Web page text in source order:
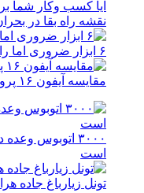
آیا کسب وکار
نقشه راه بقا در
۶ ابزار ضروری اما رایگان برای ترید موفق در فارکس
مقایسه آیفون ۱۶ پرو مکس با سایر پرچمداران بازار
۳۰۰۰ اتوبوس
است
تونل زیارباغ جاده